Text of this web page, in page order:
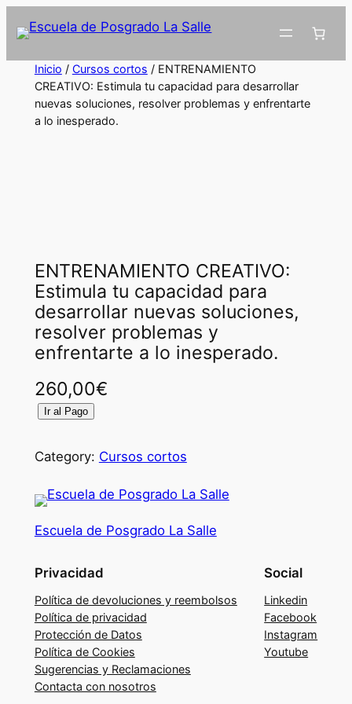
Inicio / Cursos cortos / ENTRENAMIENTO
CREATIVO: Estimula tu capacidad para desarrollar
nuevas soluciones, resolver problemas y enfrentarte
a lo inesperado.
ENTRENAMIENTO CREATIVO:
Estimula tu capacidad para
desarrollar nuevas soluciones,
resolver problemas y
enfrentarte a lo inesperado.
260,00€
T
E
A
I
E
N
T
O
C
Ir al Pago
Category: Cursos cortos
Escuela de Posgrado La Salle
Privacidad
Política de devoluciones y reembolsos
Política de privacidad
Protección de Datos
Política de Cookies
Sugerencias y Reclamaciones
Contacta con nosotros
Social
Linkedin
Facebook
Instagram
Youtube